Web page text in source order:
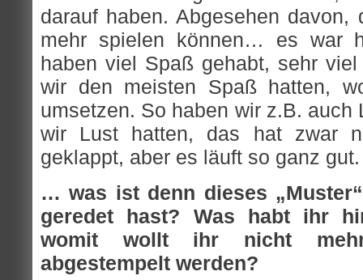
darauf haben. Abgesehen
mehr spielen können… es war
haben viel Spaß gehabt, sehr
wir den meisten Spaß hatten,
umsetzen. So haben wir z.B. auch
wir Lust hatten, das hat zwar
geklappt, aber es läuft so ganz gut.
… was ist denn dieses
geredet hast? Was habt ihr
womit wollt ihr nicht
abgestempelt werden?